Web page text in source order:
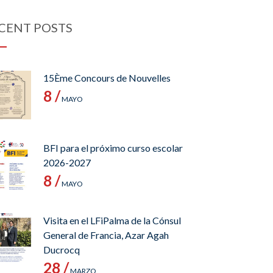
POSTS
15Ème Concours de Nouvelles
8 /MAYO
BFI para el próximo curso escolar
2026-2027
8 /MAYO
Visita en el LFiPalma de la Cónsul
General de Francia, Azar Agah
Ducrocq
28 /MARZO